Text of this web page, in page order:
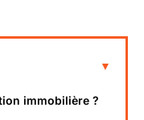
immobilière ?